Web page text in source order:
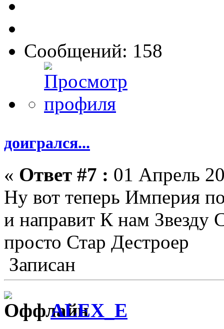
Сообщений: 158
доигрался...
« Ответ #7 : 01 Апрель
Ну вот теперь Империя
и направит К нам Звезду
просто Стар Дестроер
Записан
ALEX_E